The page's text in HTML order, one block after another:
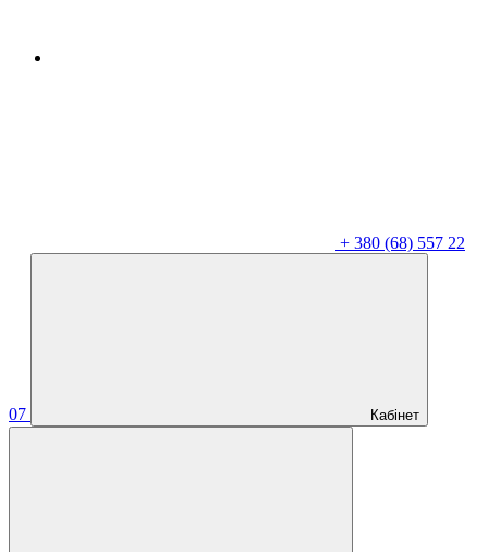
+ 380 (68) 557 22
07 Кабінет